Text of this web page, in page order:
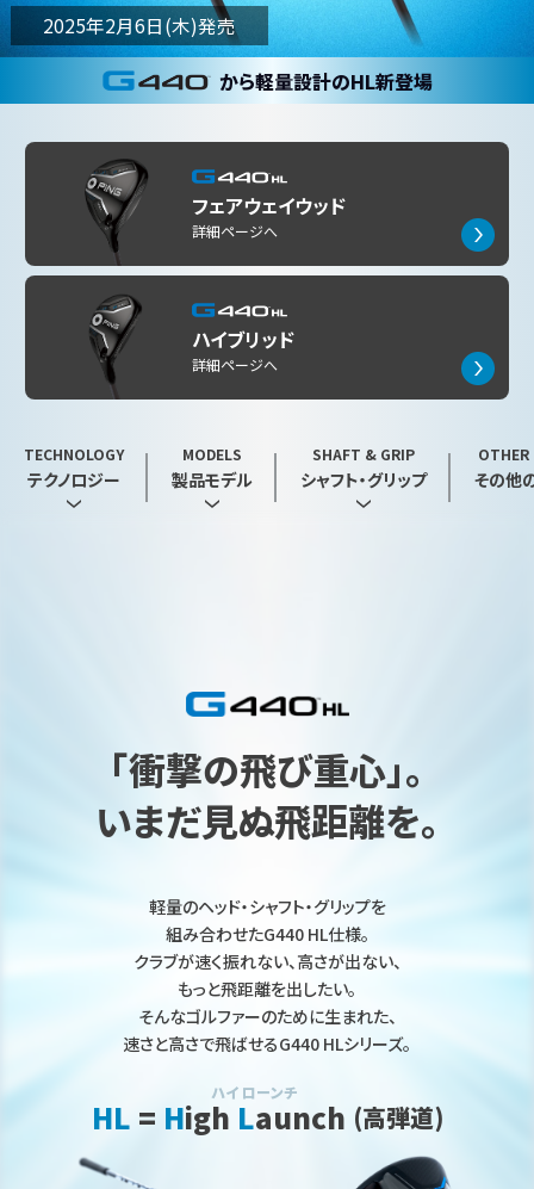
2025年2月6日(木)発売
から軽量設計のHL新登場
フェアウェイウッド
詳細ページへ
ハイブリッド
詳細ページへ
TECHNOLOGY
テクノロジー
MODELS
製品モデル
SHAFT & GRIP
シャフト・グリップ その他
｢衝撃の飛び重心｣。
いまだ見ぬ飛距離を。
軽量のヘッド・シャフト・グリップを
組み合わせたG440 HL仕様。
クラブが速く振れない、高さが出ない、
もっと飛距離を出したい。
そんなゴルファーのために生まれた、
速さと高さで飛ばせるG440 HLシリーズ。
HL = High Launch
ハイ ローンチ
(高弾道)